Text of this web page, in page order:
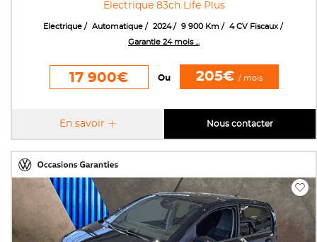
Electrique 83ch Life Plus
Electrique Automatique 2024 9 900 Km
4 CV Fiscaux
Garantie 24 mois ...
17 900€ Ou 205€ / mois
En savoir Nous contacter